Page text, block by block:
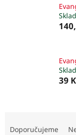
39
Doporučujeme